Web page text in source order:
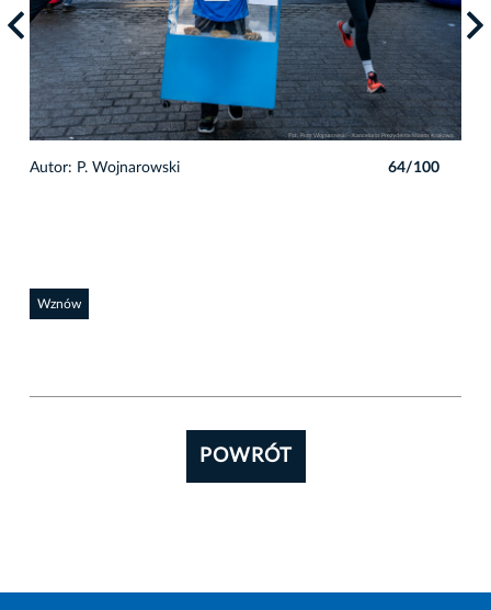
Autor: P. Wojnarowski 64/100
Wznów
POWRÓT